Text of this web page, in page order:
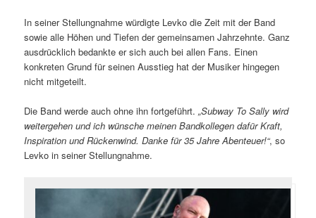
In seiner Stellungnahme würdigte Levko die Zeit mit der Band
sowie alle Höhen und Tiefen der gemeinsamen Jahrzehnte. Ganz
ausdrücklich bedankte er sich auch bei allen Fans. Einen
konkreten Grund für seinen Ausstieg hat der Musiker hingegen
nicht mitgeteilt.
Die Band werde auch ohne ihn fortgeführt.„Subway To Sally wird
weitergehen und ich wünsche meinen Bandkollegen dafür Kraft,
Inspiration und Rückenwind. Danke für 35 Jahre Abenteuer!“, so
Levko in seiner Stellungnahme.